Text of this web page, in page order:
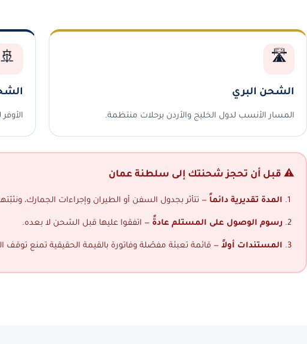
🛣️
الشحن البري
المسار الأنسب لدول الخليج والأردن برحلات منتظمة.
🚢
⚠️ قبل أن تحجز شحنتك إلى سلطنة عمان
المدة تقديرية دائماً — تتأثر بجدول السفن أو الطيران وإجراءات الجمارك،
رسوم الوصول على المستلم عادةً — اتفقوا عليها قبل الشحن لا بعده.
المستندات أولاً — قائمة تعبئة مفصّلة وفاتورة بالقيمة الحقيقية تمنع توقف